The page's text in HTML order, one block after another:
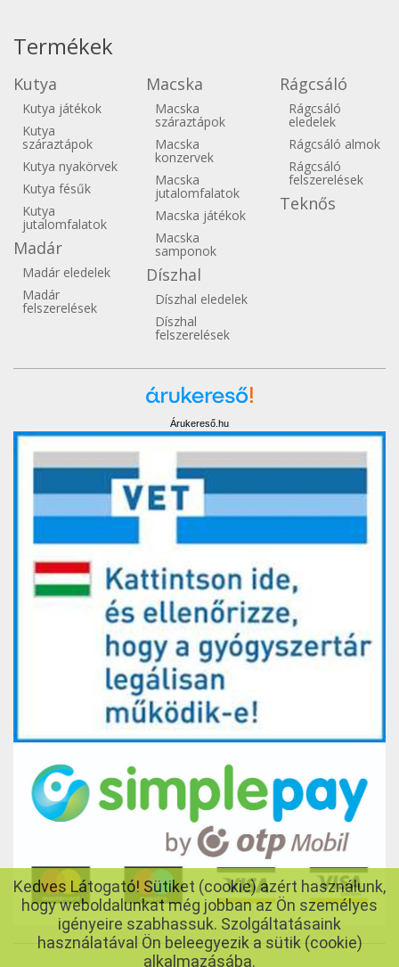
Termékek
Kutya
Kutya játékok
Kutya
száraztápok
Kutya nyakörvek
Kutya fésűk
Kutya
jutalomfalatok
Madár
Madár eledelek
Madár
felszerelések
Macska
Macska
száraztápok
Macska
konzervek
Macska
jutalomfalatok
Macska játékok
Macska
samponok
Díszhal
Díszhal eledelek
Díszhal
felszerelések
Rágcsáló
Rágcsáló
eledelek
Rágcsáló almok
Rágcsáló
felszerelések
Teknős
Árukereső.hu
Kedves Látogató! Sütiket (cookie) azért használunk,
hogy weboldalunkat még jobban az Ön személyes
igényeire szabhassuk. Szolgáltatásaink
használatával Ön beleegyezik a sütik (cookie)
alkalmazásába.